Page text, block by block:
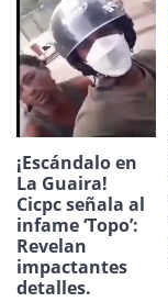
¡Escándalo en
La Guaira!
Cicpc señala al
infame ‘Topo’:
Revelan
impactantes
detalles.